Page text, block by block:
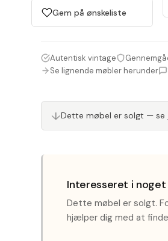
Gem på ønskeliste
Autentisk vintage
Se lignende møbler herunder
↓Dette møbel er solgt — se
Interesseret i noget
Dette møbel er solgt.
hjælper dig med at